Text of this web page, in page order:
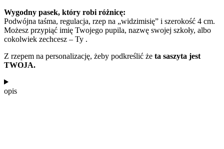
Wygodny pasek, który robi różnicę:
Podwójna taśma, regulacja, rzep na „widzimisię” i szerokość 4 cm.
Możesz przypiąć imię Twojego pupila, nazwę swojej szkoły, albo
cokolwiek zechcesz – Ty .
Z rzepem na personalizację, żeby podkreślić że ta saszyta jest
TWOJA.
opis